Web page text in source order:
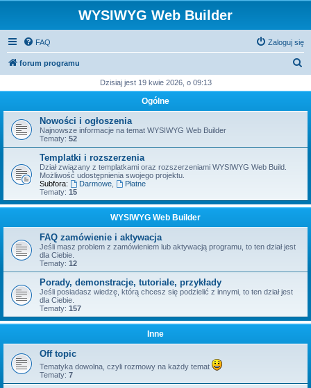
WYSIWYG Web Builder
FAQ Zaloguj się
forum programu
k
j
Dzisiaj jest 19 kwie 2026, o 09:13
Ogólne
Nowości i ogłoszenia
Najnowsze informacje na temat WYSIWYG Web Builder
Tematy: 52
Templatki i rozszerzenia
Dział związany z templatkami oraz rozszerzeniami WYSIWYG Web Build.
Możliwość udostępnienia swojego projektu.
Subfora:
Darmowe,
Płatne
Tematy: 15
WYSIWYG Web Builder
FAQ zamówienie i aktywacja
Jeśli masz problem z zamówieniem lub aktywacją programu, to ten dział jest
dla Ciebie.
Tematy: 12
Porady, demonstracje, tutoriale, przykłady
Jeśli posiadasz wiedzę, którą chcesz się podzielić z innymi, to ten dział jest
dla Ciebie.
Tematy: 157
Inne
Off topic
Tematyka dowolna, czyli rozmowy na każdy temat
Tematy: 7